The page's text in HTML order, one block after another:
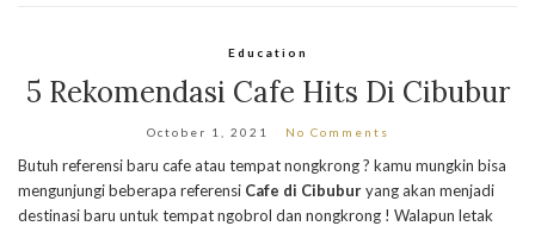
Education
5 Rekomendasi Cafe Hits Di Cibubur
October 1, 2021 No Comments
Butuh referensi baru cafe atau tempat nongkrong ? kamu mungkin bisa
mengunjungi beberapa referensi Cafe di Cibuburyang akan menjadi
destinasi baru untuk tempat ngobrol dan nongkrong ! Walapun letak